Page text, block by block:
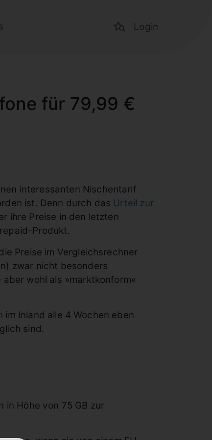
Login
für 79,99 €
interessanten Nischentarif
ist. Denn durch das Urteil zur
ihre Preise in den letzten
Produkt.
Preise im Vergleichsrechner
zwar nicht besonders
wohl als »marktkonform«
im Inland alle 4 Wochen eben
sind.
Höhe von 75 GB zur